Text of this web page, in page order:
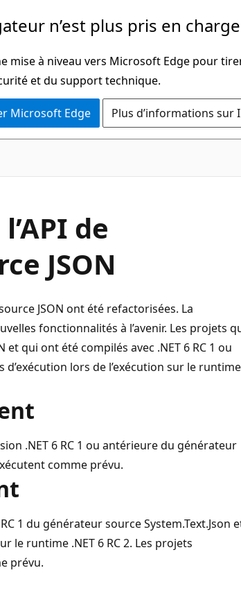
n’est plus pris en
mise à niveau vers Microsoft Edge pour
et du support technique.
Microsoft Edge Plus d’informations
de
JSON
JSON ont été refactorisées. La
fonctionnalités à l’avenir. Les projets
qui ont été compilés avec .NET 6 RC 1 ou
lors de l’exécution sur le runtime
.NET 6 RC 1 ou antérieure du générateur
comme prévu.
1 du générateur source System.Text.Json
le runtime .NET 6 RC 2. Les projets
prévu.